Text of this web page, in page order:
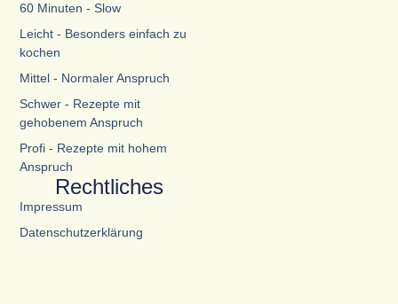
60 Minuten - Slow
Leicht - Besonders einfach zu
kochen
Mittel - Normaler Anspruch
Schwer - Rezepte mit
gehobenem Anspruch
Profi - Rezepte mit hohem
Anspruch
Rechtliches
Impressum
Datenschutzerklärung